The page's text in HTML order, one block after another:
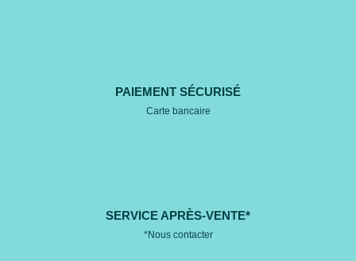
PAIEMENT SÉCURISÉ
Carte bancaire
SERVICE APRÈS-VENTE*
*Nous contacter